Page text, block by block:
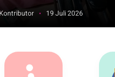
Kontributor 19 Juli 2026